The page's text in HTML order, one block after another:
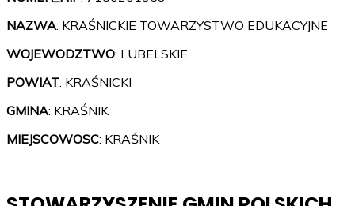
NAZWA: KRAŚNICKIE TOWARZYSTWO EDUKACYJNE
WOJEWODZTWO: LUBELSKIE
POWIAT: KRAŚNICKI
GMINA: KRAŚNIK
MIEJSCOWOSC: KRAŚNIK